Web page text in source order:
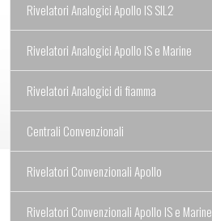
Rivelatori Analogici Apollo IS SIL2
Rivelatori Analogici Apollo IS e Marine
Rivelatori Analogici di fiamma
Centrali Convenzionali
Rivelatori Convenzionali Apollo
Rivelatori Convenzionali Apollo IS e Marine